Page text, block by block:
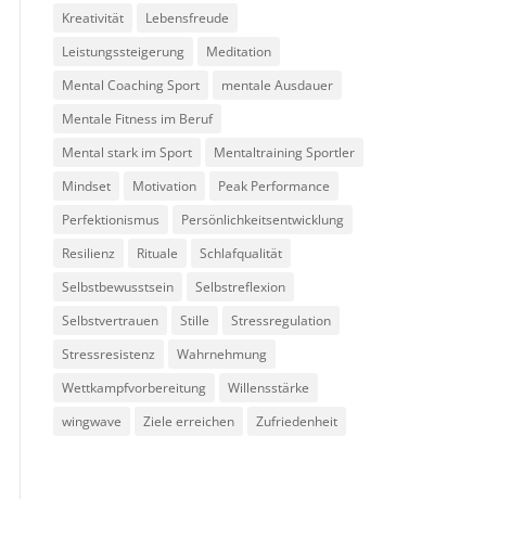
Kreativität
Lebensfreude
Leistungssteigerung
Meditation
Mental Coaching Sport
mentale Ausdauer
Mentale Fitness im Beruf
Mental stark im Sport
Mentaltraining Sportler
Mindset
Motivation
Peak Performance
Perfektionismus
Persönlichkeitsentwicklung
Resilienz
Rituale
Schlafqualität
Selbstbewusstsein
Selbstreflexion
Selbstvertrauen
Stille
Stressregulation
Stressresistenz
Wahrnehmung
Wettkampfvorbereitung
Willensstärke
wingwave
Ziele erreichen Zufriedenheit